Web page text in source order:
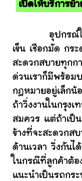
เปิดให้บริการย้
อุปกรณ์ในกา
เข็น เชือกมัด กร
สะดวกสบายทุกก
ด่วนเราก็มีพร้อม
กฎหมายอยู่เล็กน้
ถ้าวิ่งงานในกรุงเ
สมควร แต่ถ้าเป็
ข้างที่จะสะดวกส
ด้านเวลา วิ่งกันไ
ในกรณีที่ลูกค้าต้อ
แนะนำเป็นรถกร